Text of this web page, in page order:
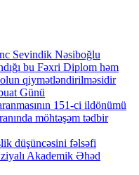
Sevindik Nəsiboğlu
bu Fəxri Diplom həm
qiymətləndirilməsidir
Günü
151-ci ildönümü
möhtəşəm tədbir
düşüncəsini fəlsəfi
Akademik Əhəd